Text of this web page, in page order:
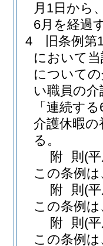
月1日から
6月を経過
4
旧条例
において
について
い職員の
「連続す
介護休暇
る。
附 則 (
この条例
附 則 (
この条例
附 則 (
この条例